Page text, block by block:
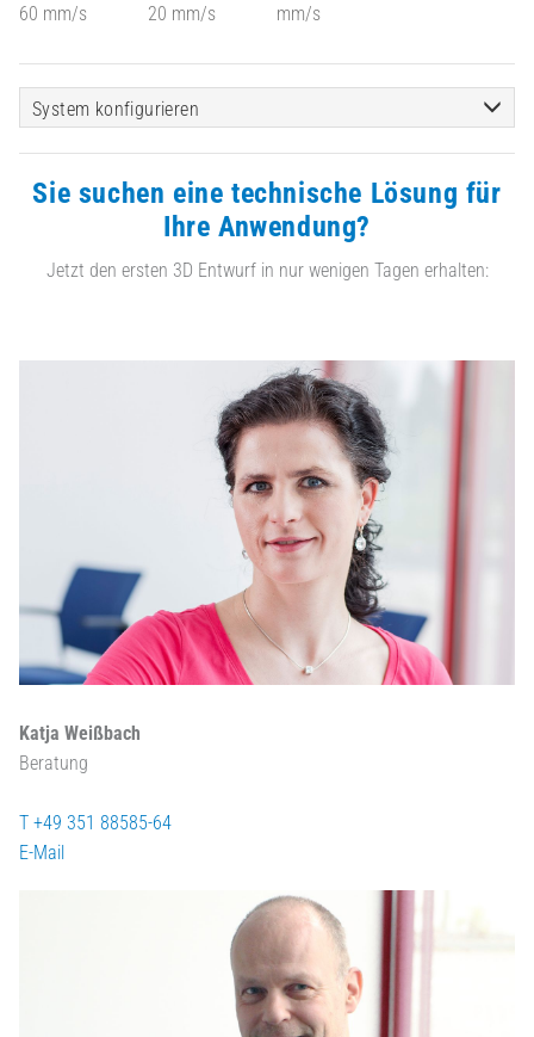
60 mm/s
20 mm/s
mm/s
System konfigurieren
Sie suchen eine technische Lösung für
Ihre Anwendung?
Jetzt den ersten 3D Entwurf in nur wenigen Tagen erhalten:
Katja Weißbach
Beratung
T +49 351 88585-64
E-Mail